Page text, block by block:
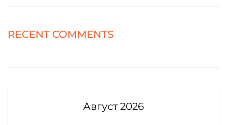
RECENT COMMENTS
Август 2026